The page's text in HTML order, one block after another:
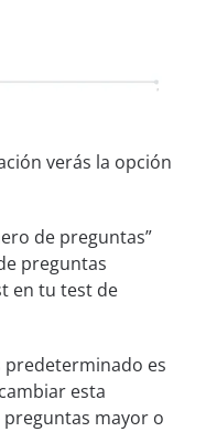
verás la opción
de preguntas”
preguntas
en tu test de
predeterminado es
esta
mayor o